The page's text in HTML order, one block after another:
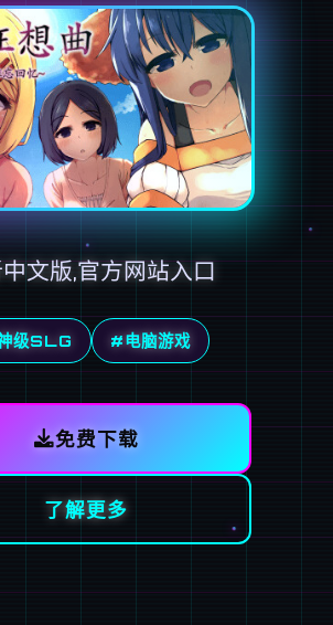
文版,官方网站入口
级SLG #电脑游戏
免费下载
了解更多